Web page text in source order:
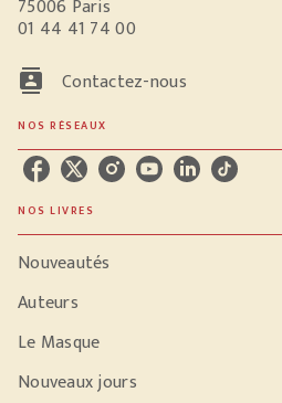
75006 Paris
01 44 41 74 00
contacts Contactez-nous
NOS RÉSEAUX
NOS LIVRES
Nouveautés
Auteurs
Le Masque
Nouveaux jours